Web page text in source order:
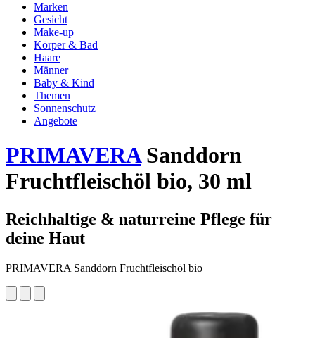
Marken
Gesicht
Make-up
Körper & Bad
Haare
Männer
Baby & Kind
Themen
Sonnenschutz
Angebote
PRIMAVERASanddorn
Fruchtfleischöl bio, 30 ml
Reichhaltige & naturreine Pflege für
deine Haut
PRIMAVERA Sanddorn Fruchtfleischöl bio